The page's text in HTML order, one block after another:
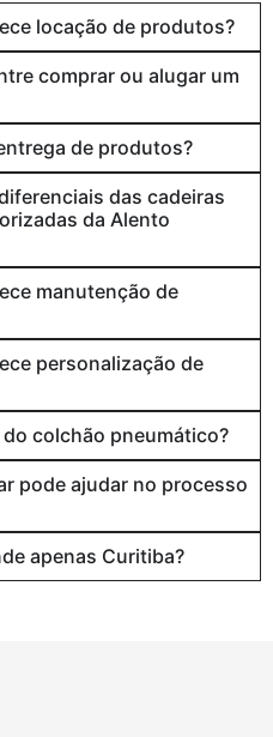
locação de produtos?
comprar ou alugar um
de produtos?
das cadeiras
da Alento
manutenção de
personalização de
colchão pneumático?
pode ajudar no processo
apenas Curitiba?